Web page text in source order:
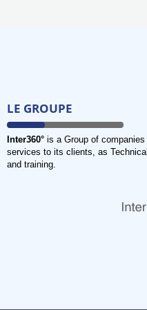
LE GROUPE
Inter360° is a Group of
services to its clients, as
and training.